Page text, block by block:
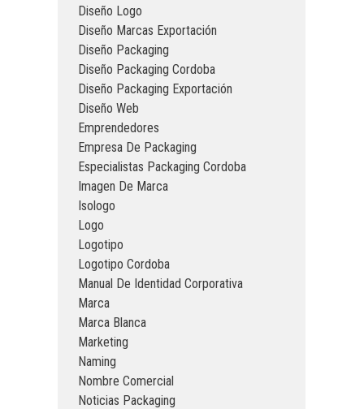
Diseño Logo
Diseño Marcas Exportación
Diseño Packaging
Diseño Packaging Cordoba
Diseño Packaging Exportación
Diseño Web
Emprendedores
Empresa De Packaging
Especialistas Packaging Cordoba
Imagen De Marca
Isologo
Logo
Logotipo
Logotipo Cordoba
Manual De Identidad Corporativa
Marca
Marca Blanca
Marketing
Naming
Nombre Comercial
Noticias Packaging